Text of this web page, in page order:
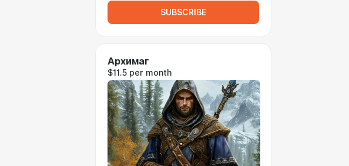
SUBSCRIBE
Архимаг
$11.5 per month